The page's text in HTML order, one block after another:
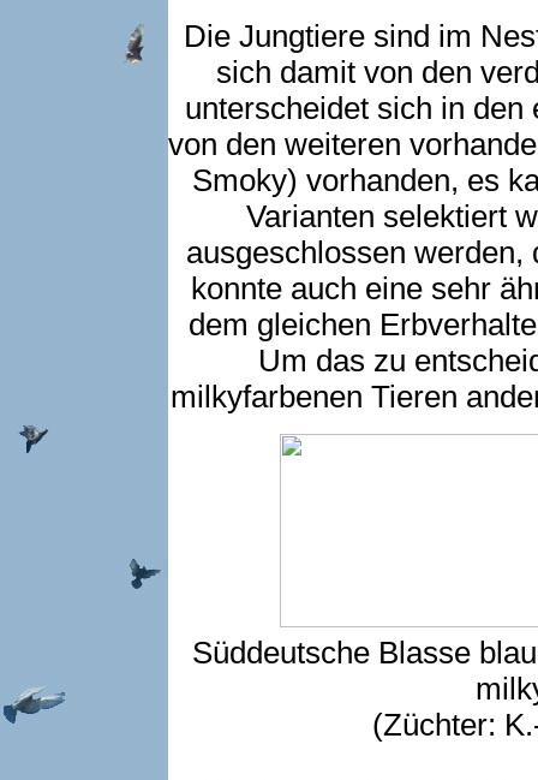
Die Jungtiere sind im
sich damit von den
unterscheidet sich in
von den weiteren
Smoky) vorhanden, es
Varianten selektiert
ausgeschlossen
konnte auch eine sehr
dem gleichen
Um das zu
milkyfarbenen Tieren
Süddeutsche Blasse
(Züchter: